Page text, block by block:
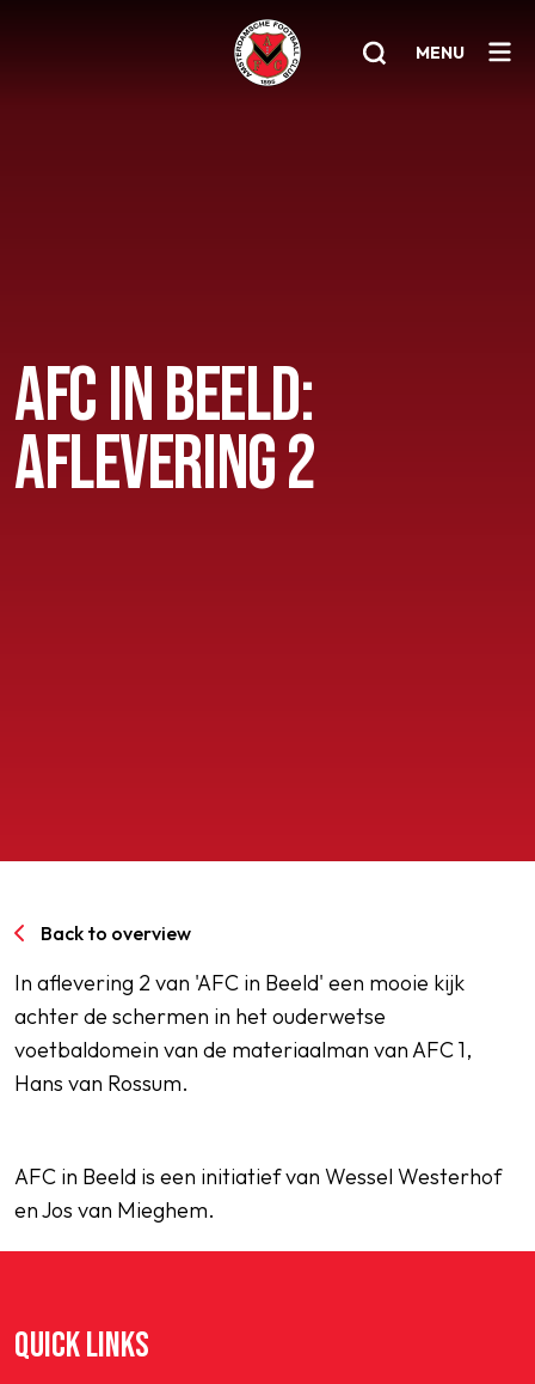
MENU
Senioren
Clubinfo
Nieuwsoverzicht
AFC IN BEELD:
AFLEVERING 2
Back to overview
In aflevering 2 van 'AFC in Beeld' een mooie kijk
achter de schermen in het ouderwetse
voetbaldomein van de materiaalman van AFC 1,
Hans van Rossum.
AFC in Beeld is een initiatief van Wessel Westerhof
en Jos van Mieghem.
QUICK LINKS